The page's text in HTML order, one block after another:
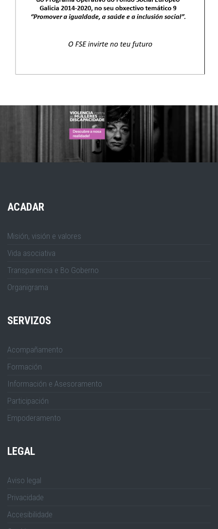
ACADAR
Misión, visión e valores
Vida asociativa
Transparencia e Bo Goberno
Organigrama
SERVIZOS
Acompañamento
Formación
Información e Asesoramento
Participación
Empoderamento
LEGAL
Aviso legal
Privacidade
Accesibilidade